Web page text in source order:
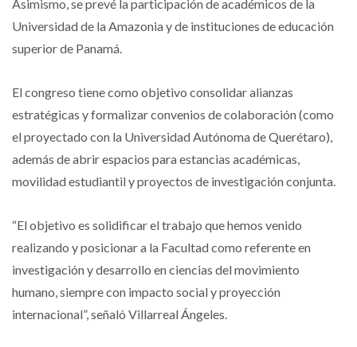
Asimismo, se prevé la participación de académicos de la
Universidad de la Amazonia y de instituciones de educación
superior de Panamá.
El congreso tiene como objetivo consolidar alianzas
estratégicas y formalizar convenios de colaboración (como
el proyectado con la Universidad Autónoma de Querétaro),
además de abrir espacios para estancias académicas,
movilidad estudiantil y proyectos de investigación conjunta.
“El objetivo es solidificar el trabajo que hemos venido
realizando y posicionar a la Facultad como referente en
investigación y desarrollo en ciencias del movimiento
humano, siempre con impacto social y proyección
internacional”, señaló Villarreal Ángeles.